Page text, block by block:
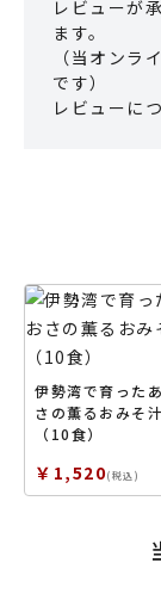
レビューが
ます。
（当オンラ
です）
レビューに
伊勢湾で育った
さの薫るおみそ汁
（10食）
￥1,520(税込)